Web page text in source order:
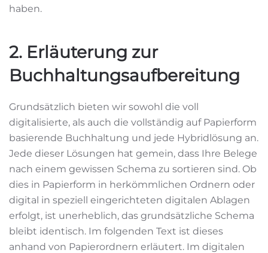
haben.
2. Erläuterung zur
Buchhaltungsaufbereitung
Grundsätzlich bieten wir sowohl die voll
digitalisierte, als auch die vollständig auf Papierform
basierende Buchhaltung und jede Hybridlösung an.
Jede dieser Lösungen hat gemein, dass Ihre Belege
nach einem gewissen Schema zu sortieren sind. Ob
dies in Papierform in herkömmlichen Ordnern oder
digital in speziell eingerichteten digitalen Ablagen
erfolgt, ist unerheblich, das grundsätzliche Schema
bleibt identisch. Im folgenden Text ist dieses
anhand von Papierordnern erläutert. Im digitalen